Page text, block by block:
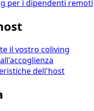
per i dipendenti remoti
il vostro coliving
dell'host